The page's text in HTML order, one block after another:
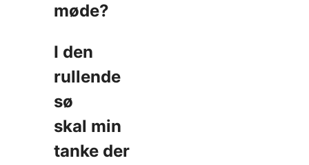
møde?
I den
rullende
sø
skal min
tanke der